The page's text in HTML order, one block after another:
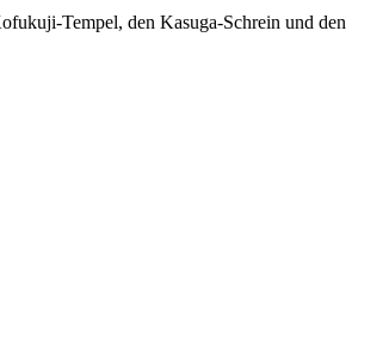
Tempel, den Kasuga-Schrein und den